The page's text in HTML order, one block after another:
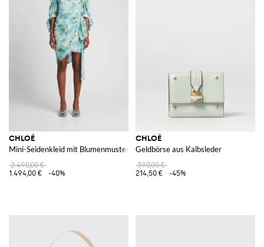
CHLOÉ
Mini-Seidenkleid mit Blumenmuster
2.490,00 €
1.494,00 €
-40%
CHLOÉ
Geldbörse aus Kalbsleder
390,00 €
214,50 €
-45%